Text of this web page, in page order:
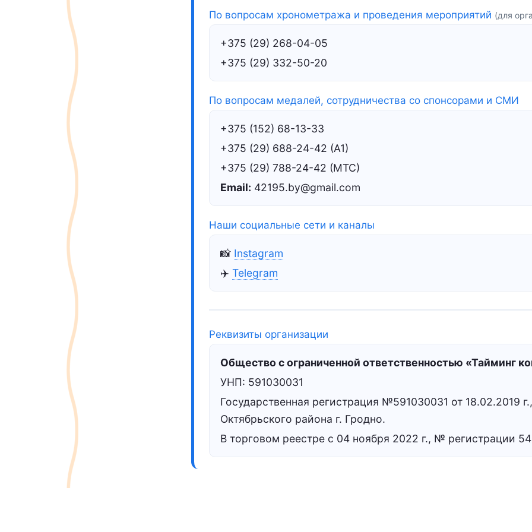
По вопросам хронометража и проведения мероприятий (для
+375 (29) 268-04-05
+375 (29) 332-50-20
По вопросам медалей, сотрудничества со спонсорами и СМИ
+375 (152) 68-13-33
+375 (29) 688-24-42 (А1)
+375 (29) 788-24-42 (МТС)
Email: 42195.by@gmail.com
Наши социальные сети и каналы
📸 Instagram
✈️ Telegram
Реквизиты организации
Общество с ограниченной ответственностью «Тайминг
УНП: 591030031
Государственная регистрация №591030031 от 18.02.2019
Октябрьского района г. Гродно.
В торговом реестре с 04 ноября 2022 г., № регистрации